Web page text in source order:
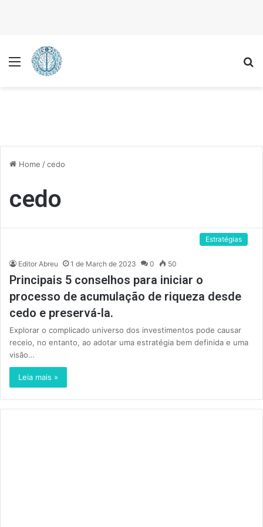
Menu
Home /cedo
cedo
Estratégias
Editor Abreu 1 de March de 2023 0 50
Principais 5 conselhos para iniciar o
processo de acumulação de riqueza desde
cedo e preservá-la.
Explorar o complicado universo dos investimentos pode causar
receio, no entanto, ao adotar uma estratégia bem definida e uma
visão…
Leia mais »